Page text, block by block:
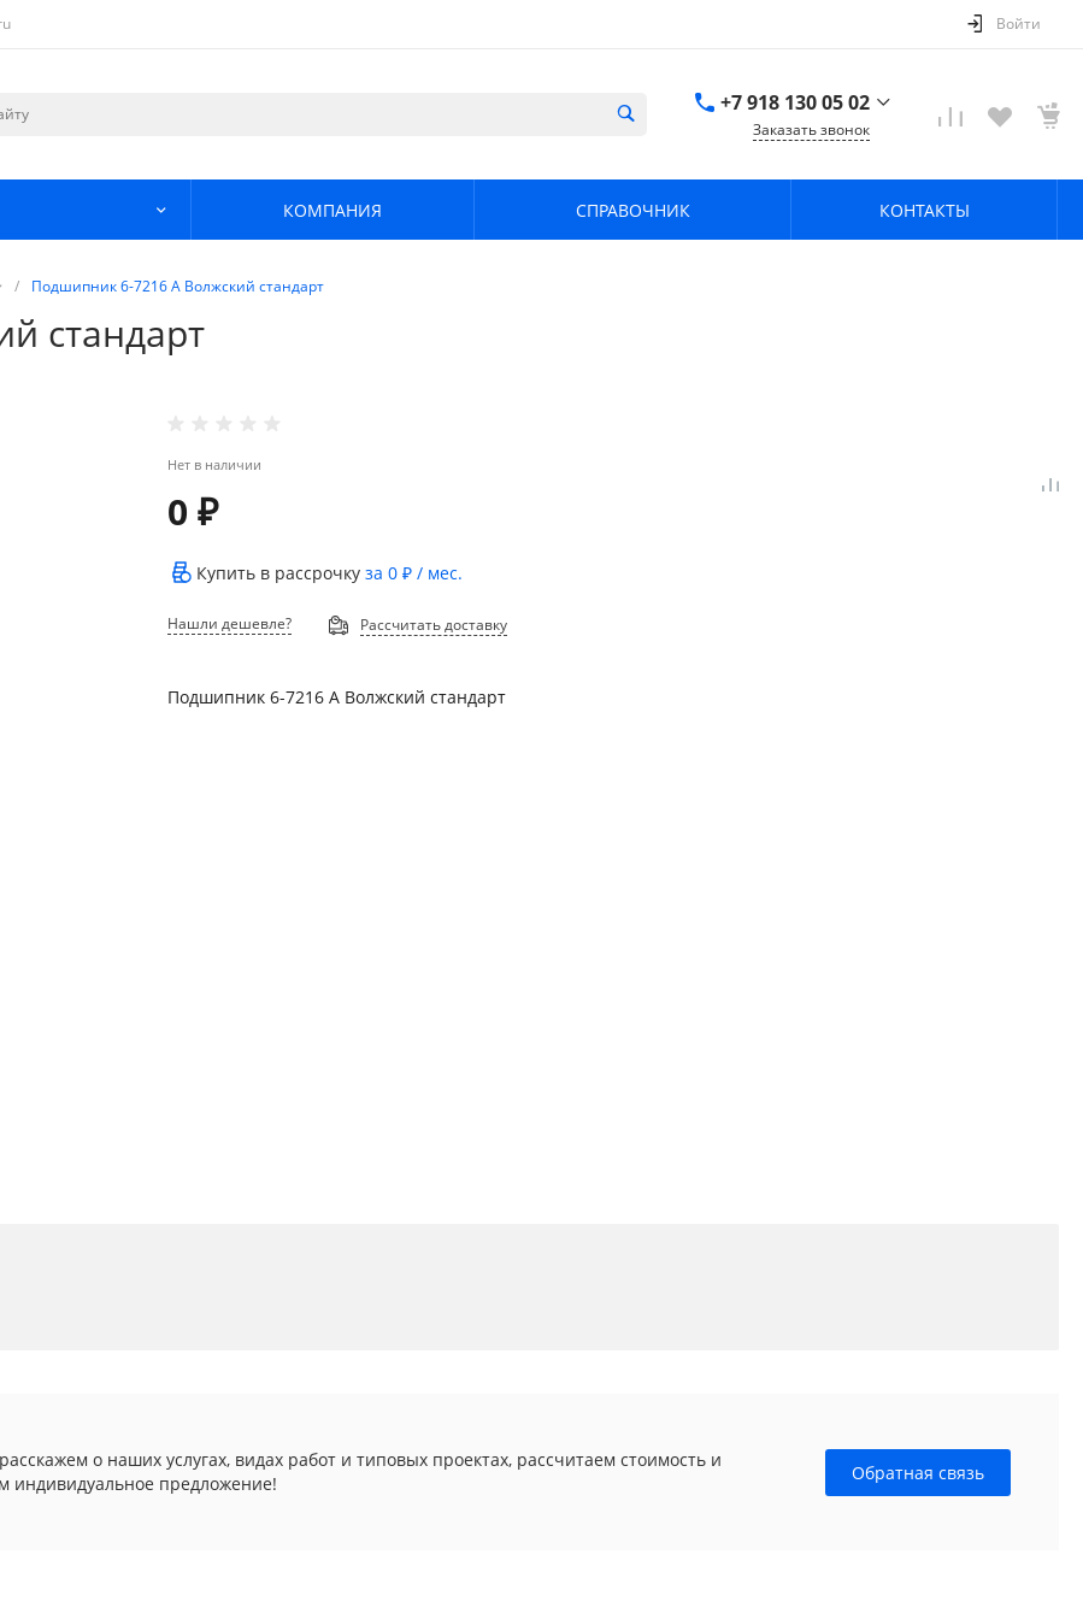
Войти
+7 918 130 05 02
Заказать звонок
КОМПАНИЯ СПРАВОЧНИК КОНТАКТЫ
/ Подшипник 6-7216 А Волжский стандарт
стандарт
Нет в наличии
0 ₽
Купить в рассрочкуза0 ₽ / мес.
Нашли дешевле? Рассчитать доставку
Подшипник 6-7216 А Волжский стандарт
о наших услугах, видах работ и типовых проектах, рассчитаем стоимость и
индивидуальное предложение!
Обратная связь